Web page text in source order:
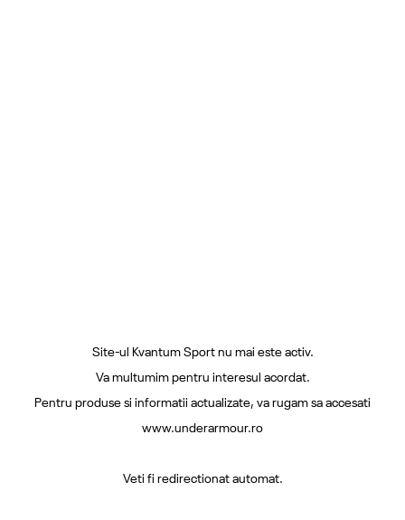
Site-ul Kvantum Sport nu mai este activ.
Va multumim pentru interesul acordat.
Pentru produse si informatii actualizate, va rugam sa accesati
www.underarmour.ro
Veti fi redirectionat automat.